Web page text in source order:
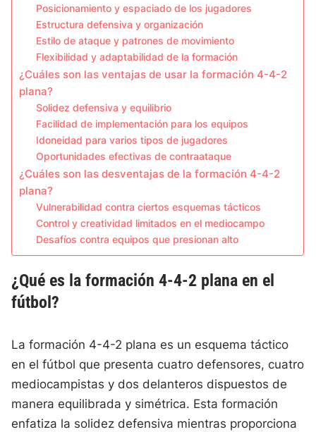
Posicionamiento y espaciado de los jugadores
Estructura defensiva y organización
Estilo de ataque y patrones de movimiento
Flexibilidad y adaptabilidad de la formación
¿Cuáles son las ventajas de usar la formación 4-4-2
plana?
Solidez defensiva y equilibrio
Facilidad de implementación para los equipos
Idoneidad para varios tipos de jugadores
Oportunidades efectivas de contraataque
¿Cuáles son las desventajas de la formación 4-4-2
plana?
Vulnerabilidad contra ciertos esquemas tácticos
Control y creatividad limitados en el mediocampo
Desafíos contra equipos que presionan alto
¿Qué es la formación 4-4-2 plana en el
fútbol?
La formación 4-4-2 plana es un esquema táctico
en el fútbol que presenta cuatro defensores, cuatro
mediocampistas y dos delanteros dispuestos de
manera equilibrada y simétrica. Esta formación
enfatiza la solidez defensiva mientras proporciona